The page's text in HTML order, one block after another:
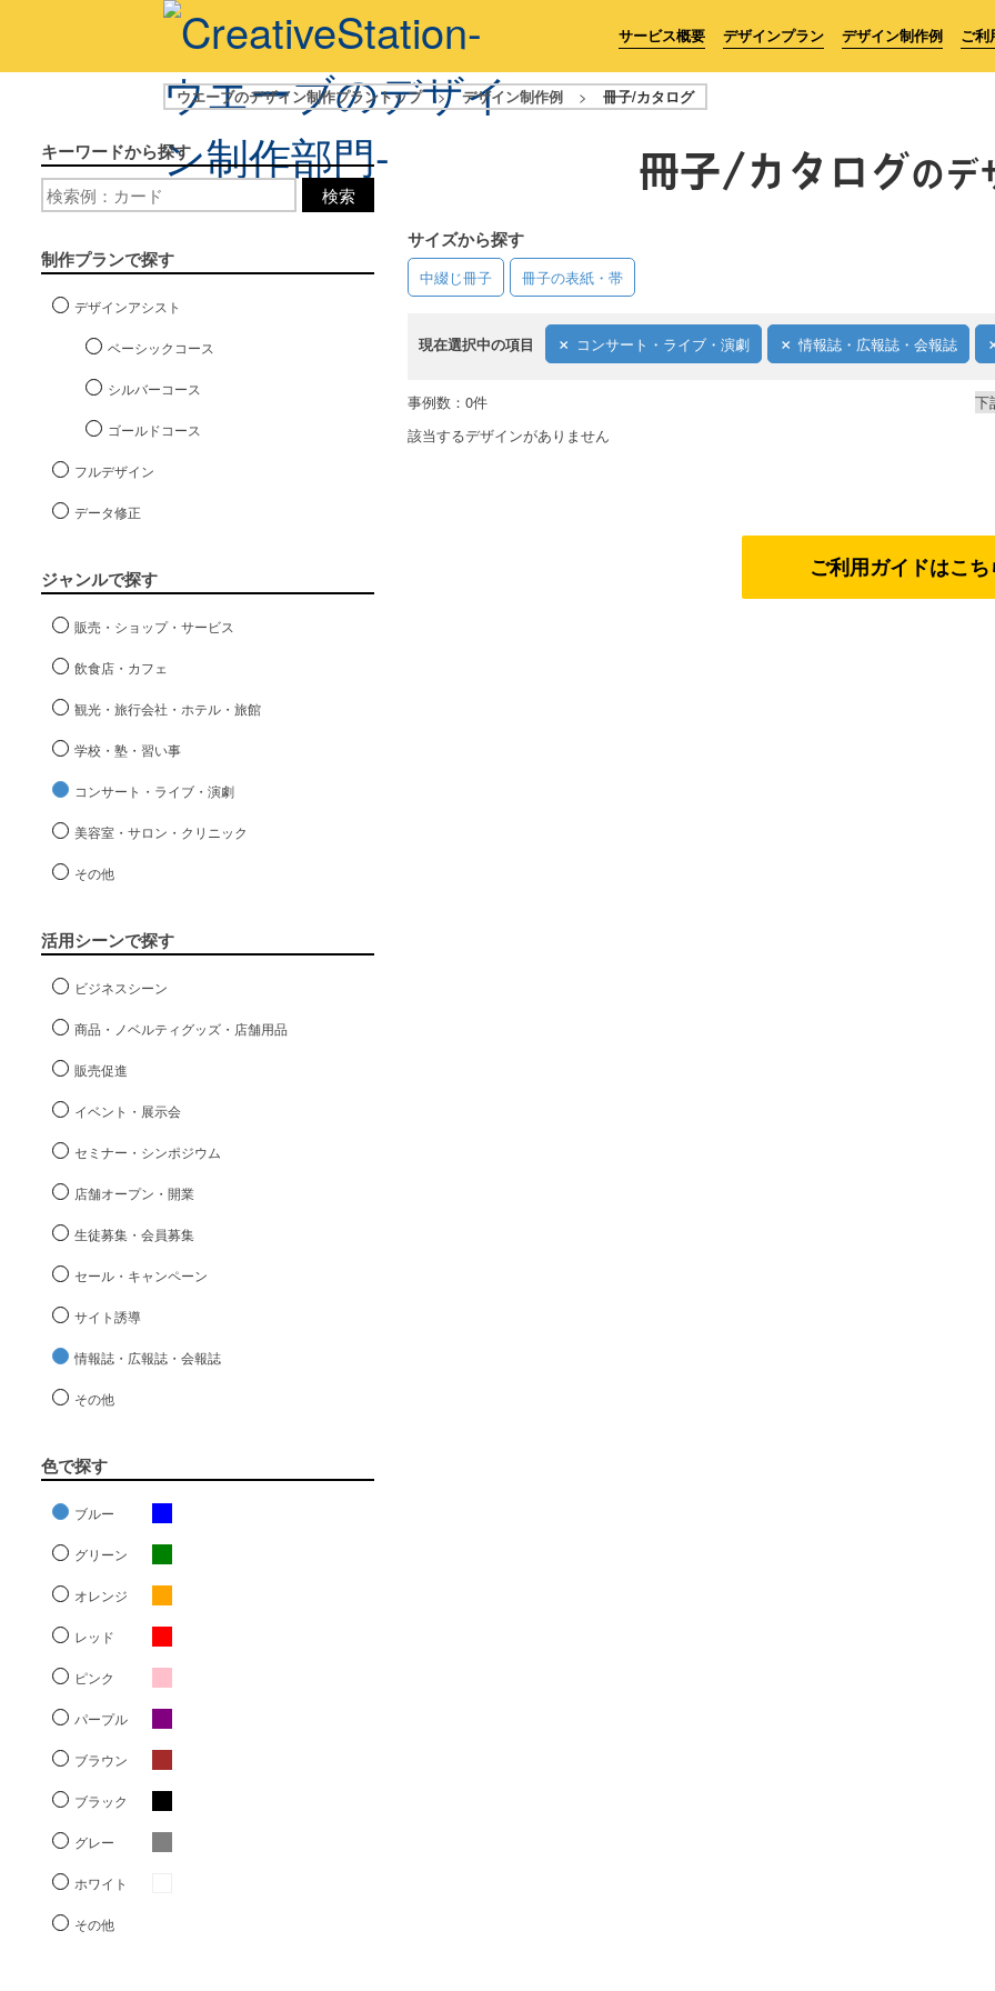
サービス概要 デザインプラン デザイン制作例 ご利
ウエーブのデザイン制作プラントップ > デザイン制作例 > 冊子/カタログ
冊子/カタログのデ
サイズから探す
中綴じ冊子 冊子の表紙・帯
現在選択中の項目 コンサート・ライブ・演劇 情報誌・広報誌・会報誌
キーワードから探す
検索
制作プランで探す
デザインアシスト
ベーシックコース
シルバーコース
ゴールドコース
フルデザイン
データ修正
ジャンルで探す
販売・ショップ・サービス
飲食店・カフェ
観光・旅行会社・ホテル・旅館
学校・塾・習い事
コンサート・ライブ・演劇
美容室・サロン・クリニック
その他
活用シーンで探す
ビジネスシーン
商品・ノベルティグッズ・店舗用品
販売促進
イベント・展示会
セミナー・シンポジウム
店舗オープン・開業
生徒募集・会員募集
セール・キャンペーン
サイト誘導
情報誌・広報誌・会報誌
その他
色で探す
ブルー
グリーン
オレンジ
レッド
ピンク
パープル
ブラウン
ブラック
グレー
ホワイト
その他
事例数：0件
下
該当するデザインがありません
ご利用ガイドはこ